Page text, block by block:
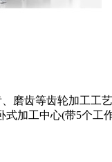
磨齿等齿轮加工工
加工中心(带5个工作